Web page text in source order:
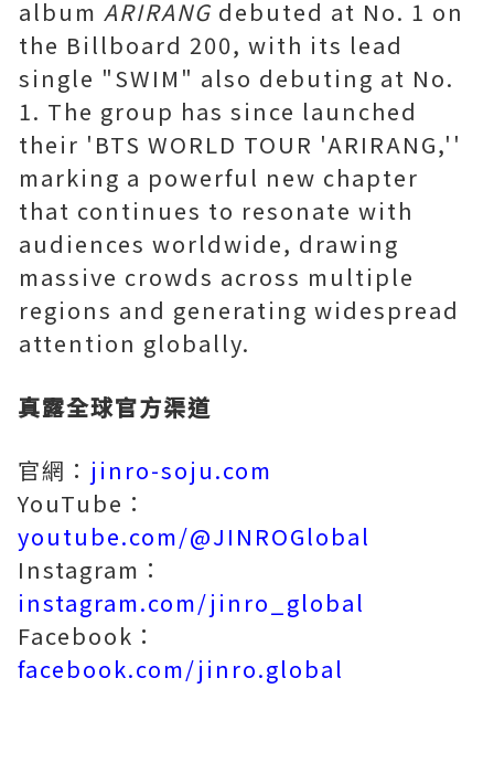
album ARIRANG debuted at No. 1 on
the Billboard 200, with its lead
single "SWIM" also debuting at No.
1. The group has since launched
their 'BTS WORLD TOUR 'ARIRANG,''
marking a powerful new chapter
that continues to resonate with
audiences worldwide, drawing
massive crowds across multiple
regions and generating widespread
attention globally.
真露全球官方渠道
官網： jinro-soju.com
YouTube：
youtube.com/@JINROGlobal
Instagram：
instagram.com/jinro_global
Facebook：
facebook.com/jinro.global